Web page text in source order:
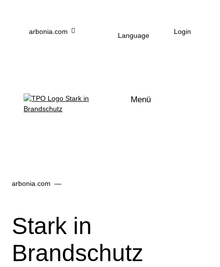
arbonia.com Language Login
Menü
arbonia.com
Stark in
Brandschutz